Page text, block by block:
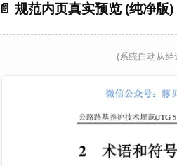
📄 规范内页真实预览 (纯净版)
(系统自动从